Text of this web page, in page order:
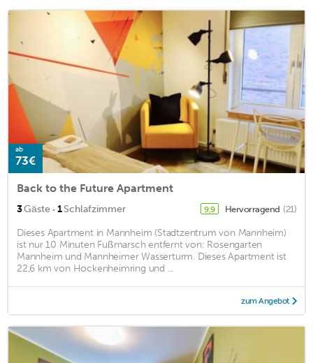
ab
73€
Back to the Future Apartment
3Gäste · 1Schlafzimmer 9,9 Hervorragend (21)
Dieses Apartment in Mannheim (Stadtzentrum von Mannheim)
ist nur 10 Minuten Fußmarsch entfernt von: Rosengarten
Mannheim und Mannheimer Wasserturm. Dieses Apartment ist
22,6 km von Hockenheimring und ...
zum Angebot